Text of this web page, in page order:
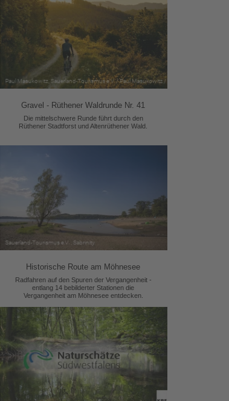
Gravel - Rüthener Waldrunde Nr. 41
Die mittelschwere Runde führt durch den
Rüthener Stadtforst und Altenrüthener Wald.
Historische Route am Möhnesee
Radfahren auf den Spuren der Vergangenheit -
entlang 14 bebilderter Stationen die
Vergangenheit am Möhnesee entdecken.